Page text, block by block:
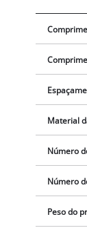
Material
Número
Número
Peso do